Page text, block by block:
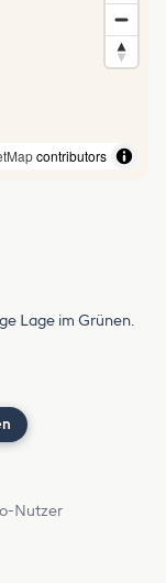
contributors
Lage im Grünen.
Nutzer